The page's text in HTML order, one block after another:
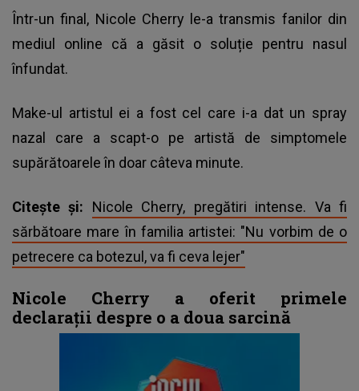
Într-un final, Nicole Cherry le-a transmis fanilor din
mediul online că a găsit o soluție pentru nasul
înfundat.
Make-ul artistul ei a fost cel care i-a dat un spray
nazal care a scapt-o pe artistă de simptomele
supărătoarele în doar câteva minute.
Citește și: Nicole Cherry, pregătiri intense. Va fi
sărbătoare mare în familia artistei: "Nu vorbim de o
petrecere ca botezul, va fi ceva lejer"
Nicole Cherry a oferit primele
declarații despre o a doua sarcină